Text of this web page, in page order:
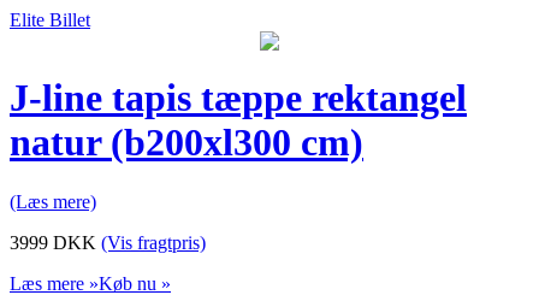
Elite Billet
J-line tapis tæppe rektangel
natur (b200xl300 cm)
(Læs mere)
3999 DKK (Vis fragtpris)
Læs mere »Køb nu »